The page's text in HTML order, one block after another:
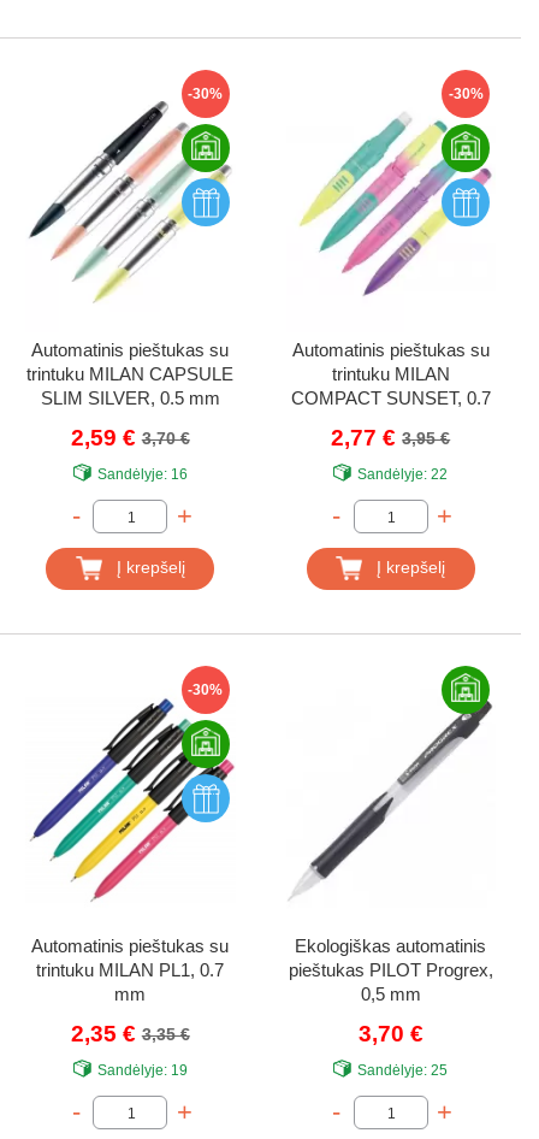
-30%
Automatinis pieštukas su
trintuku MILAN CAPSULE
SLIM SILVER, 0.5 mm
2,59 €3,70 €
Sandėlyje:16
- +
Į krepšelį
-30%
Automatinis pieštukas su
trintuku MILAN
COMPACT SUNSET, 0.7
2,77 €3,95 €
Sandėlyje: 22
- +
Į krepšelį
-30%
Automatinis pieštukas su
trintuku MILAN PL1, 0.7
mm
2,35 €3,35 €
Sandėlyje:19
- +
Ekologiškas automatinis
pieštukas PILOT Progrex,
0,5 mm
3,70 €
Sandėlyje: 25
- +